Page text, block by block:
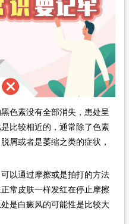
素没有全部消失，患处呈
比较相近的，通常除了色素
屑或者是萎缩之类的症状，
通过摩擦或是拍打的方法
常皮肤一样发红在停止摩擦
是白癜风的可能性是比较大